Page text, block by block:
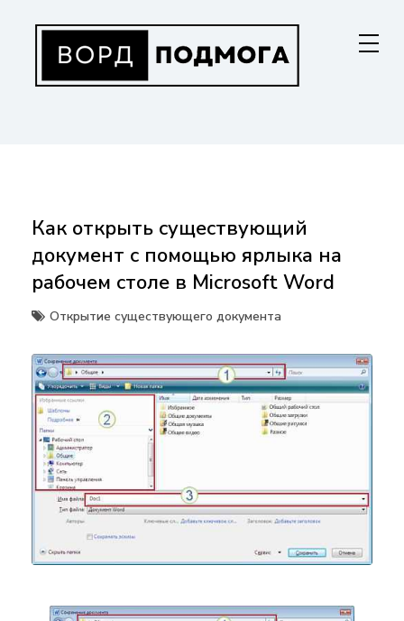
содержанию
Как открыть существующий
документ с помощью ярлыка на
рабочем столе в Microsoft Word
Открытие существующего документа